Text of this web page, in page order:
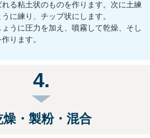
れる粘土状のものを作ります。次に土練
に練り、チップ状にします。
うに圧力を加え、噴霧して乾燥、そし
ります。
4.
燥・製粉・混合